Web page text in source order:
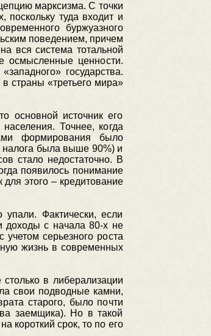
марксизма. С точки
туда входит и
буржуазного
поведением, причем
вся система тотальной
осмысленные ценности.
государства.
страны «третьего мира»
основной источник его
Точнее, когда
формирования было
налога была выше 90%) и
стало недостаточно. В
появилось понимание
этого – кредитование
Фактически, если
доходы с начала 80-х не
серьезного роста
жизнь в современных
в либерализации
свои подводные камни,
старого, было почти
заемщика). Но в такой
короткий срок, то по его